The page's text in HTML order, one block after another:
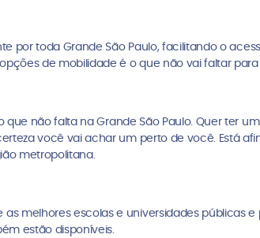
por toda Grande São Paulo, facilitando o
de mobilidade é o que não vai faltar
não falta na Grande São Paulo. Quer ter
você vai achar um perto de você. Está
metropolitana.
melhores escolas e universidades públicas
estão disponíveis.